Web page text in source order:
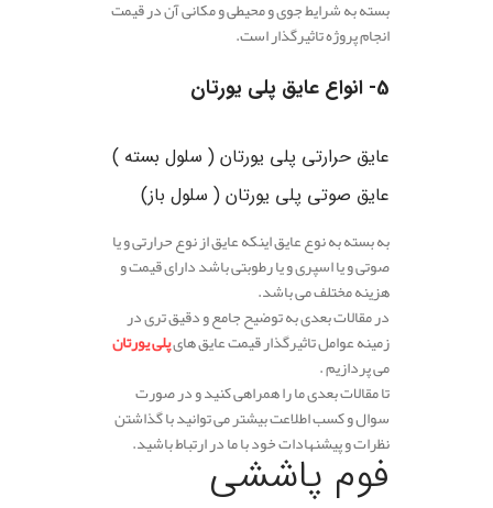
بسته به شرایط جوی و محیطی و مکانی آن در قیمت
انجام پروژه تاثیرگذار است.
5- انواع عایق پلی ‌یورتان
عایق حرارتی پلی‌ یورتان ( سلول بسته )
عایق صوتی پلی ‌یورتان ( سلول باز)
به بسته به نوع عایق اینکه عایق از نوع حرارتی و یا
صوتی و یا اسپری و یا رطوبتی باشد دارای قیمت و
هزینه مختلف می باشد.
در مقالات بعدی به توضیح جامع و دقیق تری در
زمینه عوامل تاثیرگذار قیمت عایق هایپلی یورتان
می پردازیم .
تا مقالات بعدی ما را همراهی کنید و در صورت
سوال و کسب اطلاعت بیشتر می توانید با گذاشتن
نظرات و پیشنهادات خود با ما در ارتباط باشید.
فوم پاششی